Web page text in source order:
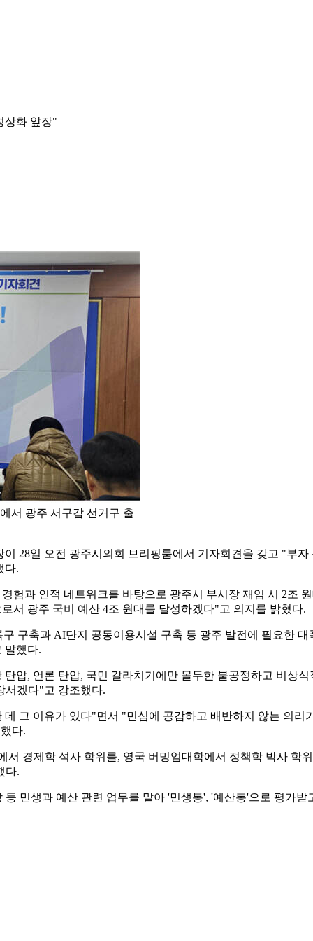
상화 앞장"
서 광주 서구갑 선거구 출
28일 오전 광주시의회 브리핑룸에서 기자회견을 갖고 "부
다.
험과 인적 네트워크를 바탕으로 광주시 부시장 재임 시 2조
서 광주 국비 예산 4조 원대를 달성하겠다"고 의지를 밝혔다.
구축과 AI단지 공동이용시설 구축 등 광주 발전에 필요한
말했다.
압, 언론 탄압, 국민 갈라치기에만 몰두한 불공정하고 비상
서겠다"고 강조했다.
그 이유가 있다"면서 "민심에 공감하고 배반하지 않는 의
다.
경제학 석사 학위를, 영국 버밍엄대학에서 정책학 박사 학
다.
민생과 예산 관련 업무를 맡아 '민생통', '예산통'으로 평가